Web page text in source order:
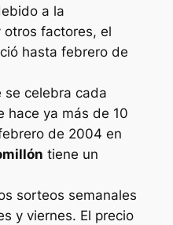
a la
otros factores, el
hasta febrero de
se celebra cada
hace ya más de 10
de 2004 en
tiene un
sorteos semanales
y viernes. El precio